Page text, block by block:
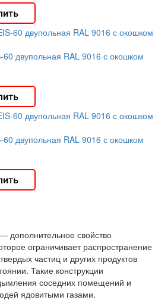
двупольная RAL 9016 с окошком
двупольная RAL 9016 с окошком
дополнительное свойство
ограничивает распространение
частиц и других продуктов
Такие конструкции
соседних помещений и
ядовитыми газами.